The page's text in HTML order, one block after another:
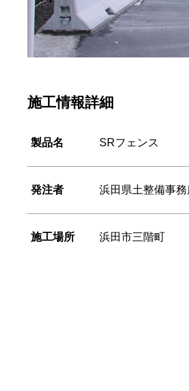
施工情報詳細
製品名 SRフェンス
発注者 浜田県土整備事務
施工場所 浜田市三階町